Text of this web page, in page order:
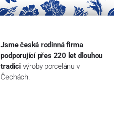
Jsme česká rodinná firma
podporující přes 220 let dlouhou
tradici výroby porcelánu v
Čechách.